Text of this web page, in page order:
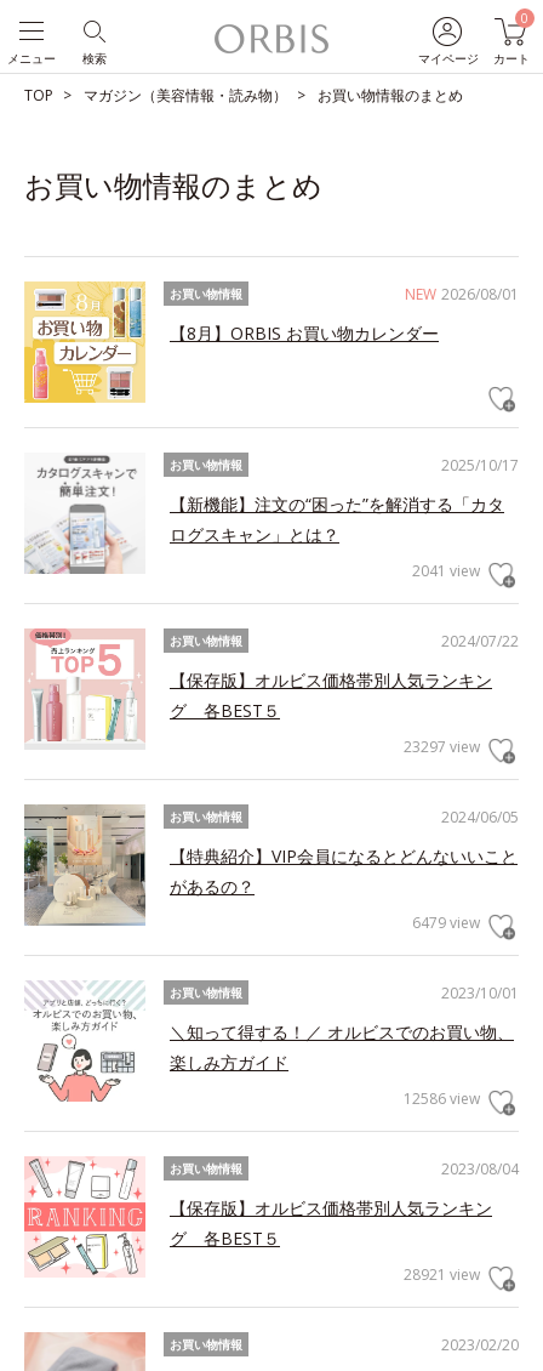
マイページ
0
カート
検索
メニュー
TOP マガジン（美容情報・読み物） お買い物情報のまとめ
お買い物情報のまとめ
NEW 2026/08/01
お買い物情報
【8月】ORBIS お買い物カレンダー
2025/10/17
お買い物情報
【新機能】注文の“困った”を解消する「カタ
ログスキャン」とは？
2041 view
2024/07/22
お買い物情報
【保存版】オルビス価格帯別人気ランキン
グ 各BEST５
23297 view
2024/06/05
お買い物情報
【特典紹介】VIP会員になるとどんないいこと
があるの？
6479 view
2023/10/01
お買い物情報
＼知って得する！／ オルビスでのお買い物、
楽しみ方ガイド
12586 view
2023/08/04
お買い物情報
【保存版】オルビス価格帯別人気ランキン
グ 各BEST５
28921 view
2023/02/20
お買い物情報